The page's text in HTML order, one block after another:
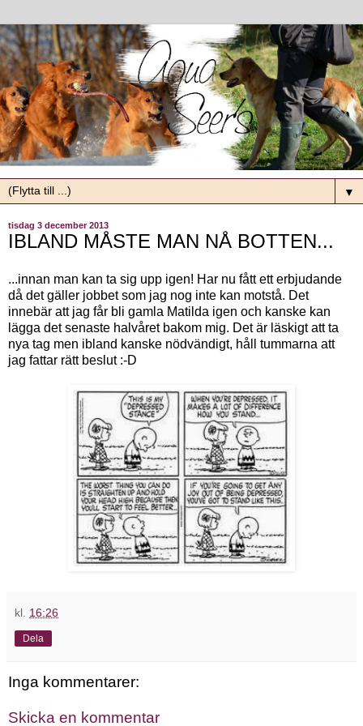
▼
tisdag 3 december 2013
IBLAND MÅSTE MAN NÅ BOTTEN...
...innan man kan ta sig upp igen! Har nu fått ett erbjudande
då det gäller jobbet som jag nog inte kan motstå. Det
innebär att jag får bli gamla Matilda igen och kanske kan
lägga det senaste halvåret bakom mig. Det är läskigt att ta
nya tag men ibland kanske nödvändigt, håll tummarna att
jag fattar rätt beslut :-D
kl. 16:26
Dela
Inga kommentarer:
Skicka en kommentar